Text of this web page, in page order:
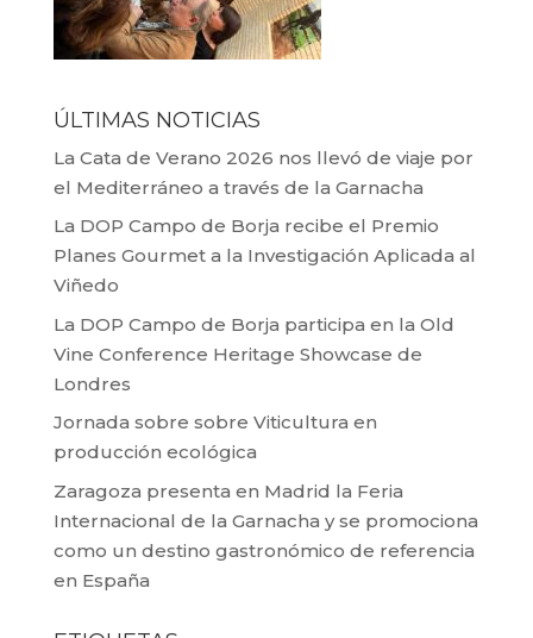
ÚLTIMAS NOTICIAS
La Cata de Verano 2026 nos llevó de viaje por
el Mediterráneo a través de la Garnacha
La DOP Campo de Borja recibe el Premio
Planes Gourmet a la Investigación Aplicada al
Viñedo
La DOP Campo de Borja participa en la Old
Vine Conference Heritage Showcase de
Londres
Jornada sobre sobre Viticultura en
producción ecológica
Zaragoza presenta en Madrid la Feria
Internacional de la Garnacha y se promociona
como un destino gastronómico de referencia
en España